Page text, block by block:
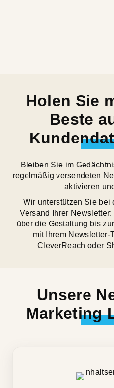
Holen Sie
Beste
Bleiben Sie im
regelmäßig versendeten
aktivieren
Wir unterstützen Sie bei
Versand Ihrer
über die Gestaltung bis
mit Ihrem Newsletter-
CleverReach oder
Unsere
Marketing